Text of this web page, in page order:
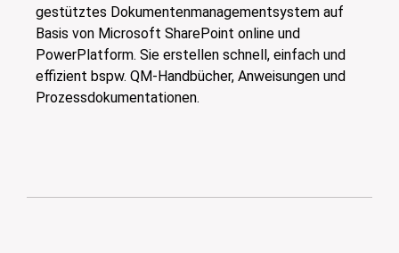
gestütztes Dokumentenmanagementsystem auf
Basis von Microsoft SharePoint online und
PowerPlatform. Sie erstellen schnell, einfach und
effizient bspw. QM-Handbücher, Anweisungen und
Prozessdokumentationen.